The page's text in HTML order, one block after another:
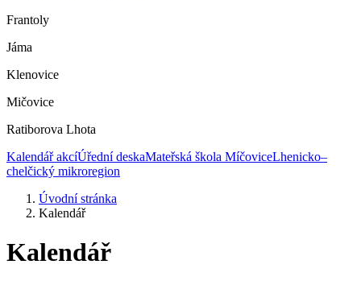
Frantoly
Jáma
Klenovice
Mičovice
Ratiborova Lhota
Kalendář akcíÚřední deskaMateřská škola MíčoviceLhenicko–
chelčický mikroregion
Úvodní stránka
Kalendář
Kalendář